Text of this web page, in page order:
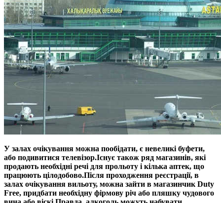
У залах очікування можна пообідати, є невеликі буфети,
або подивитися телевізор.Існує також ряд магазинів, які
продають необхідні речі для прольоту і кілька аптек, що
працюють цілодобово.Після проходження реєстрації, в
залах очікування вильоту, можна зайти в магазинчик Duty
Free, придбати необхідну фірмову річ або пляшку чудового